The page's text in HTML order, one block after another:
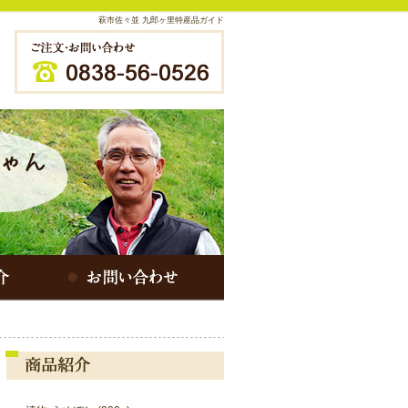
萩市佐々並 九郎ヶ里特産品ガイド